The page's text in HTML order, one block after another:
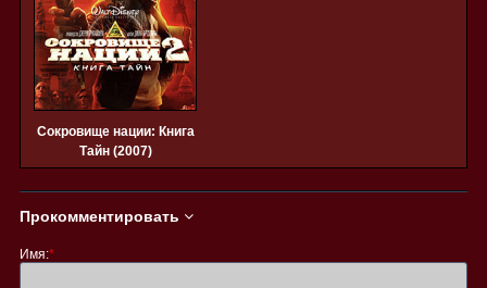
Сокровище нации: Книга
Тайн (2007)
Прокомментировать
Имя:*